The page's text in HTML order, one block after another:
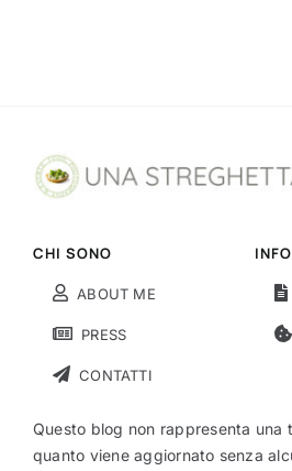
CHI SONO
ABOUT ME
PRESS
CONTATTI
Questo blog non rappresenta una
quanto viene aggiornato senza